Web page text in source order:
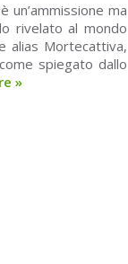
un’ammissione ma
rivelato al mondo
alias Mortecattiva,
spiegato dallo
»